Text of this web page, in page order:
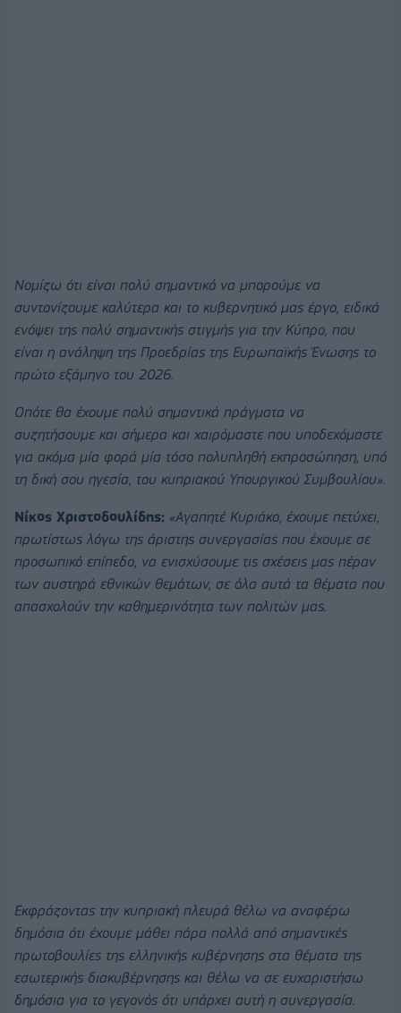
Νομίζω ότι είναι πολύ σημαντικό να μπορούμε να
συντονίζουμε καλύτερα και το κυβερνητικό μας έργο, ειδικά
ενόψει της πολύ σημαντικής στιγμής για την Κύπρο, που
είναι η ανάληψη της Προεδρίας της Ευρωπαϊκής Ένωσης το
πρώτο εξάμηνο του 2026.
Οπότε θα έχουμε πολύ σημαντικά πράγματα να
συζητήσουμε και σήμερα και χαιρόμαστε που υποδεχόμαστε
για ακόμα μία φορά μία τόσο πολυπληθή εκπροσώπηση, υπό
τη δική σου ηγεσία, του κυπριακού Υπουργικού Συμβουλίου».
Νίκος Χριστοδουλίδης: «Αγαπητέ Κυριάκο, έχουμε πετύχει,
πρωτίστως λόγω της άριστης συνεργασίας που έχουμε σε
προσωπικό επίπεδο, να ενισχύσουμε τις σχέσεις μας πέραν
των αυστηρά εθνικών θεμάτων, σε όλα αυτά τα θέματα που
απασχολούν την καθημερινότητα των πολιτών μας.
Εκφράζοντας την κυπριακή πλευρά θέλω να αναφέρω
δημόσια ότι έχουμε μάθει πάρα πολλά από σημαντικές
πρωτοβουλίες της ελληνικής κυβέρνησης στα θέματα της
εσωτερικής διακυβέρνησης και θέλω να σε ευχαριστήσω
δημόσια για το γεγονός ότι υπάρχει αυτή η συνεργασία.